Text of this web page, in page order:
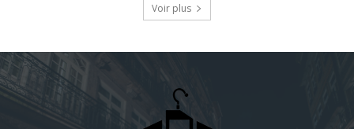
Voir plus